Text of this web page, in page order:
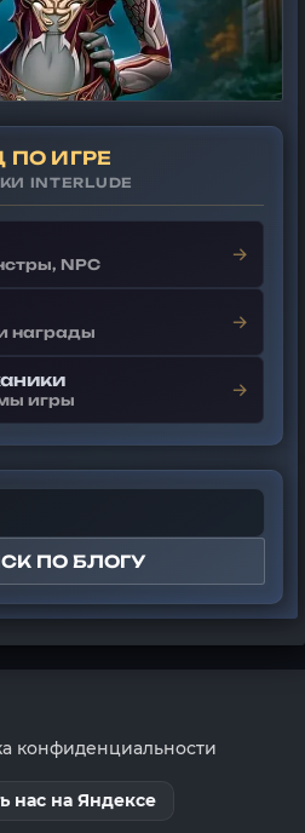
ПО ИГРЕ
INTERLUDE
NPC →
награды →
игры →
ПО БЛОГУ
конфиденциальности
нас на Яндексе